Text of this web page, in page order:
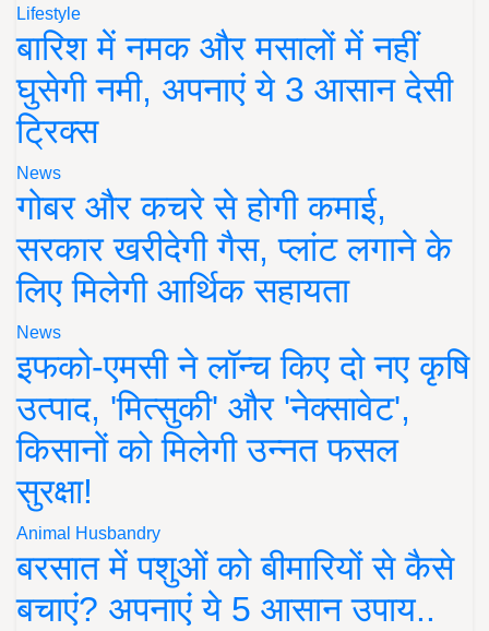
Lifestyle
बारिश में नमक और मसालों में नहीं
घुसेगी नमी, अपनाएं ये 3 आसान देसी
ट्रिक्स
News
गोबर और कचरे से होगी कमाई,
सरकार खरीदेगी गैस, प्लांट लगाने के
लिए मिलेगी आर्थिक सहायता
News
इफको-एमसी ने लॉन्च किए दो नए कृषि
उत्पाद, 'मित्सुकी' और 'नेक्सावेट',
किसानों को मिलेगी उन्नत फसल
सुरक्षा!
Animal Husbandry
बरसात में पशुओं को बीमारियों से कैसे
बचाएं? अपनाएं ये 5 आसान उपाय..